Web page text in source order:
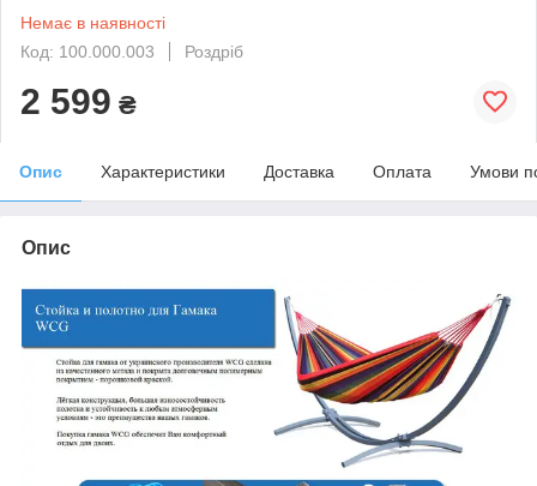
Немає в наявності
Код: 100.000.003
Роздріб
2 599 ₴
Опис Характеристики Доставка Оплата Умови
Опис